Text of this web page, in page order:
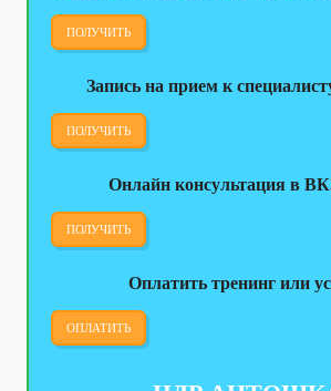
ПОЛУЧИТЬ
Запись на прием к
ПОЛУЧИТЬ
Онлайн консультация в
ПОЛУЧИТЬ
Оплатить тренинг или
ОПЛАТИТЬ